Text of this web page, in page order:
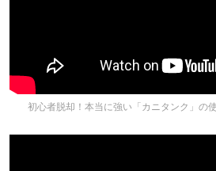
初心者脱却！本当に強い「カニタンク」の